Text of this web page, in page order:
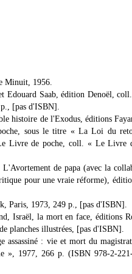
Minuit, 1956.
Edouard Saab, édition Denoël,
p., [pas d'ISBN].
histoire de l'Exodus, éditions
sous le titre « La Loi du
Livre de poche, coll. « Le Livre
de papa (avec la
pour une vraie réforme),
Paris, 1973, 249 p., [pas d'ISBN].
Israël, la mort en face, éditions
planches illustrées, [pas d'ISBN].
assassiné : vie et mort du
», 1977, 266 p. (ISBN 978-2-